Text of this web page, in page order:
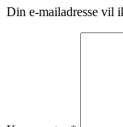
Din e-mailadresse vil